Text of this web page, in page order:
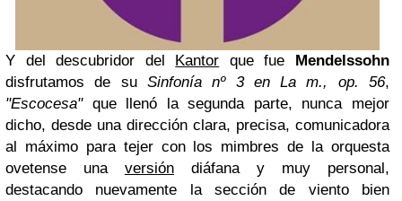
Y del descubridor del Kantor que fue Mendelssohn
disfrutamos de su Sinfonía nº 3 en La m., op. 56,
"Escocesa"que llenó la segunda parte, nunca mejor
dicho, desde una dirección clara, precisa, comunicadora
al máximo para tejer con los mimbres de la orquesta
ovetense una versión diáfana y muy personal,
destacando nuevamente la sección de viento bien